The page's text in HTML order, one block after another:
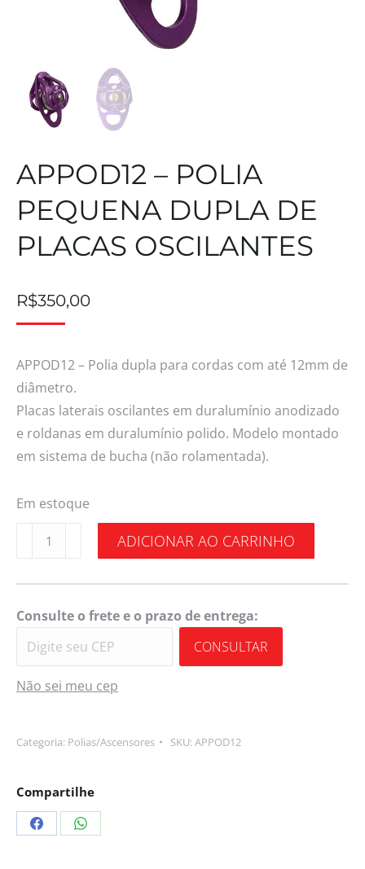
APPOD12 – POLIA
PEQUENA DUPLA DE
PLACAS OSCILANTES
R$350,00
APPOD12 – Polia dupla para cordas com até 12mm de
diâmetro.
Placas laterais oscilantes em duralumínio anodizado
e roldanas em duralumínio polido. Modelo montado
em sistema de bucha (não rolamentada).
Em estoque
ADICIONAR AO CARRINHO
Consulte o frete e o prazo de entrega:
CONSULTAR
Não sei meu cep
Categoria: Polias/Ascensores SKU:APPOD12
Compartilhe